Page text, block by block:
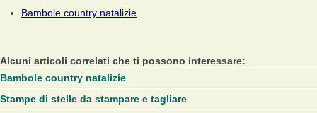
Bambole country natalizie
Alcuni articoli correlati che ti possono interessare:
Bambole country natalizie
Stampe di stelle da stampare e tagliare